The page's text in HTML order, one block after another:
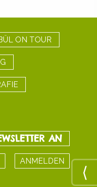
ON TOUR
AN